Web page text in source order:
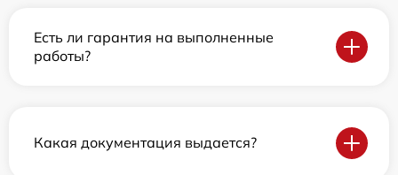
Есть ли гарантия на выполненные
работы?
Какая документация выдается?